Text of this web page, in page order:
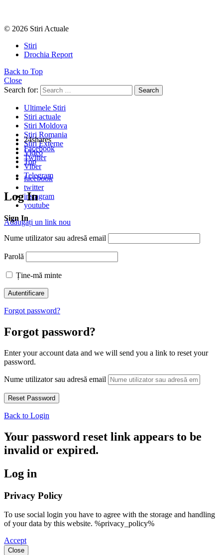
© 2026 Stiri Actuale
Stiri
Drochia Report
Back to Top
Close
Search for:
Search
Ultimele Stiri
Stiri actuale
Stiri Moldova
Stiri Romania
Stiri Externe
Video
Top
facebook
twitter
instagram
youtube
Adăugați un link nou
24shares
Facebook
Twitter
Viber
Telegram
Log In
Sign In
Nume utilizator sau adresă email
Parolă
Ține-mă minte
Forgot password?
Forgot password?
Enter your account data and we will send you a link to reset your
password.
Nume utilizator sau adresă email
Back to Login
Your password reset link appears to be
invalid or expired.
Log in
Privacy Policy
To use social login you have to agree with the storage and handling
of your data by this website. %privacy_policy%
Accept
Close